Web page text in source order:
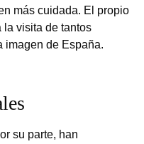
más cuidada. El propio
la visita de tantos
imagen de España.
su parte, han